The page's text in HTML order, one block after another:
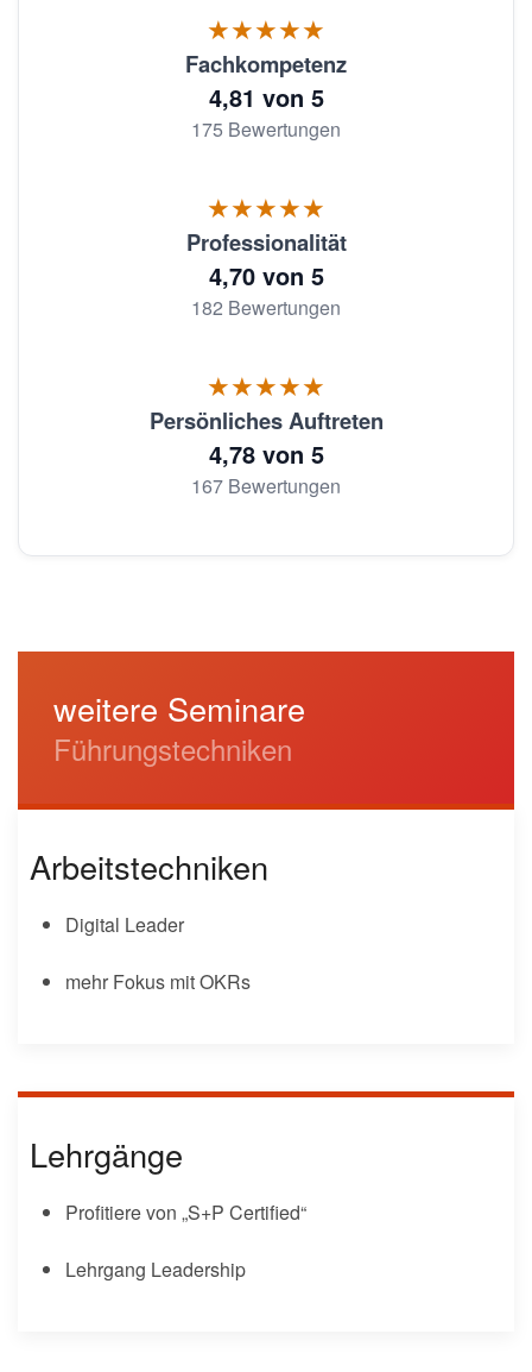
★★★★★
Fachkompetenz
4,81 von 5
175 Bewertungen
★★★★★
Professionalität
4,70 von 5
182 Bewertungen
★★★★★
Persönliches Auftreten
4,78 von 5
167 Bewertungen
weitere Seminare
Führungstechniken
Arbeitstechniken
Digital Leader
mehr Fokus mit OKRs
Lehrgänge
Profitiere von „S+P Certified“
Lehrgang Leadership